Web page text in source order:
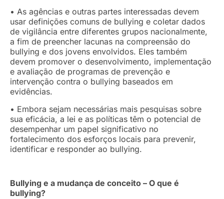
• As agências e outras partes interessadas devem
usar definições comuns de bullying e coletar dados
de vigilância entre diferentes grupos nacionalmente,
a fim de preencher lacunas na compreensão do
bullying e dos jovens envolvidos. Eles também
devem promover o desenvolvimento, implementação
e avaliação de programas de prevenção e
intervenção contra o bullying baseados em
evidências.
• Embora sejam necessárias mais pesquisas sobre
sua eficácia, a lei e as políticas têm o potencial de
desempenhar um papel significativo no
fortalecimento dos esforços locais para prevenir,
identificar e responder ao bullying.
Bullying e a mudança de conceito – O que é
bullying?